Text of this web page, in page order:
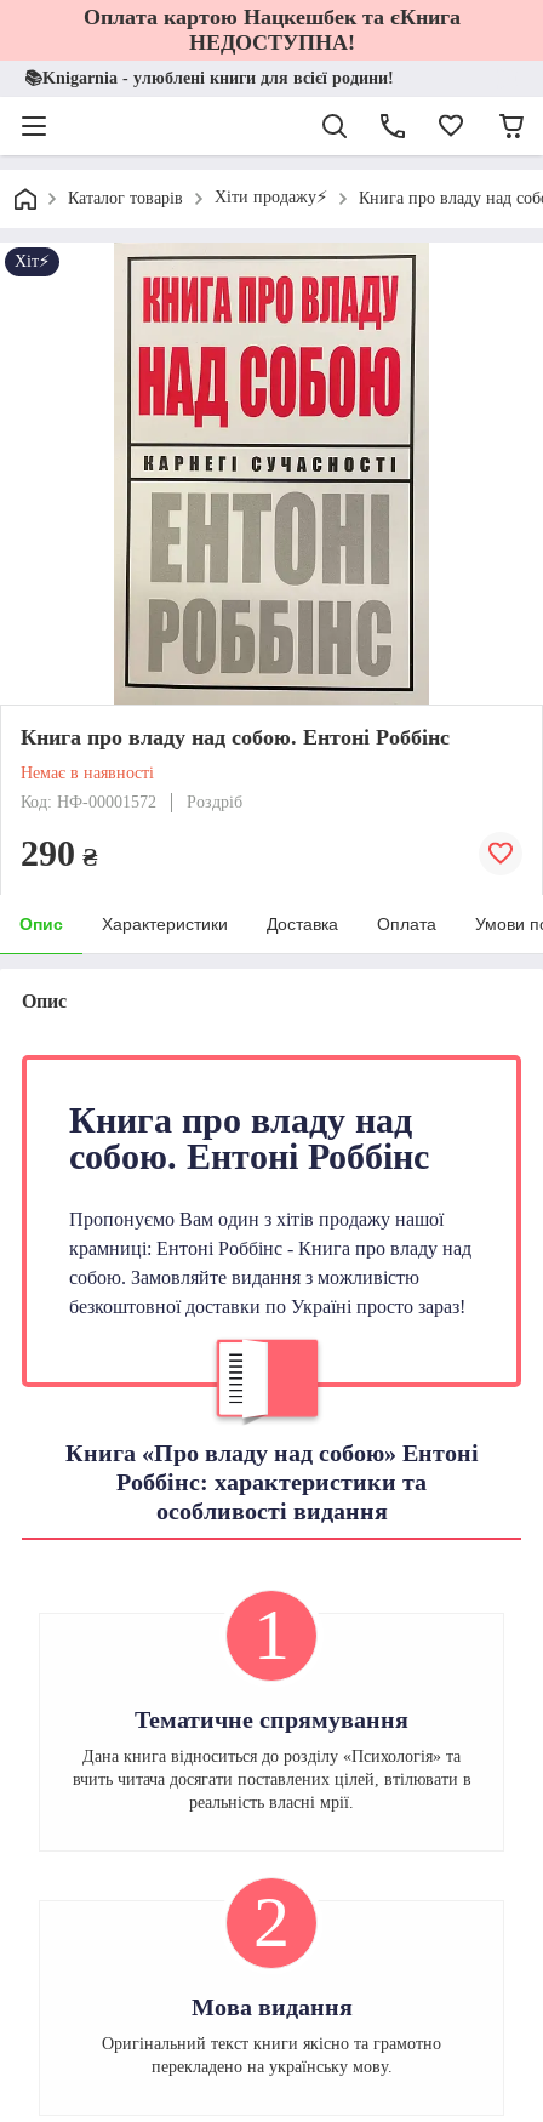
Оплата картою Нацкешбек та єКнига
НЕДОСТУПНА!
📚Knigarnia - улюблені книги для всієї родини!
Каталог товарів Хіти продажу⚡️ Книга про владу над
Хіт⚡️
Книга про владу над собою. Ентоні Роббінс
Немає в наявності
Код: НФ-00001572
Роздріб
290 ₴
Опис Характеристики Доставка Оплата Умови
Опис
Книга про владу над
собою. Ентоні Роббінс
Пропонуємо Вам один з хітів продажу нашої
крамниці: Ентоні Роббінс - Книга про владу над
собою. Замовляйте видання з можливістю
безкоштовної доставки по Україні просто зараз!
Книга «Про владу над собою» Ентоні
Роббінс: характеристики та
особливості видання
1
Тематичне спрямування
Дана книга відноситься до розділу «Психологія» та
вчить читача досягати поставлених цілей, втілювати в
реальність власні мрії.
2
Мова видання
Оригінальний текст книги якісно та грамотно
перекладено на українську мову.